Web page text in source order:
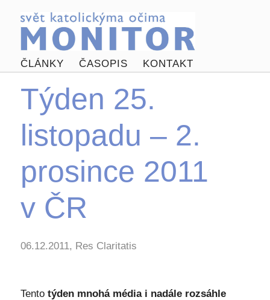
ČLÁNKY ČASOPIS KONTAKT
Týden 25.
listopadu – 2.
prosince 2011
v ČR
06.12.2011, Res Claritatis
Tento týden mnohá média i nadále rozsáhle